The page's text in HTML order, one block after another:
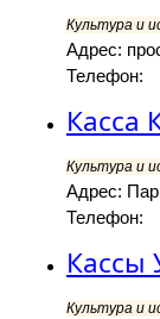
Культура и
Адрес:
Телефон:
Касса
Культура и
Адрес:
Телефон:
Кассы
Культура и